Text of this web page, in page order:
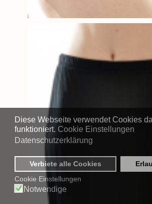
Diese Webseite verwendet Cookies
funktioniert. Cookie Einstellungen
Datenschutzerklärung
Verbiete alle Cookies
Cookie Einstellungen
Notwendige